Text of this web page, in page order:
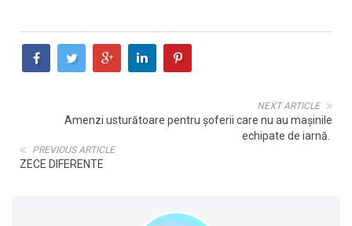
NEXT ARTICLE
Amenzi usturătoare pentru șoferii care nu au mașinile
echipate de iarnă.
PREVIOUS ARTICLE
ZECE DIFERENTE